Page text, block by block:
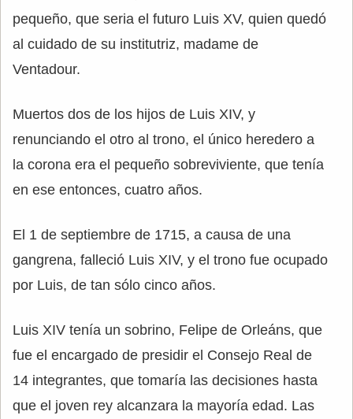
pequeño, que seria el futuro Luis XV, quien quedó
al cuidado de su institutriz, madame de
Ventadour.
Muertos dos de los hijos de Luis XIV, y
renunciando el otro al trono, el único heredero a
la corona era el pequeño sobreviviente, que tenía
en ese entonces, cuatro años.
El 1 de septiembre de 1715, a causa de una
gangrena, falleció Luis XIV, y el trono fue ocupado
por Luis, de tan sólo cinco años.
Luis XIV tenía un sobrino, Felipe de Orleáns, que
fue el encargado de presidir el Consejo Real de
14 integrantes, que tomaría las decisiones hasta
que el joven rey alcanzara la mayoría edad. Las